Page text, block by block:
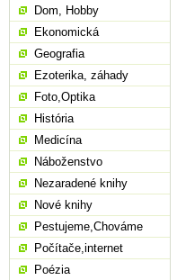
Dom, Hobby
Ekonomická
Geografia
Ezoterika, záhady
Foto,Optika
História
Medicína
Náboženstvo
Nezaradené knihy
Nové knihy
Pestujeme,Chováme
Počítače,internet
Poézia